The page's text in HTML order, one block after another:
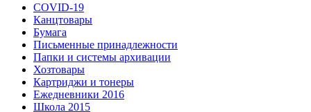
COVID-19
Канцтовары
Бумага
Письменные принадлежности
Папки и системы архивации
Хозтовары
Картриджи и тонеры
Ежедневники 2016
Школа 2015